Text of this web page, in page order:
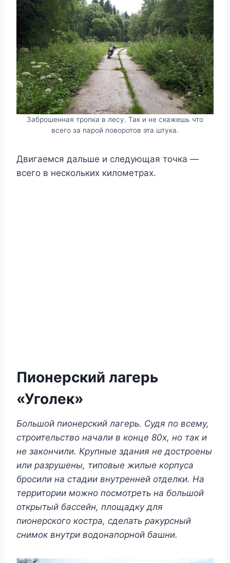
Заброшенная тропка в лесу. Так и не скажешь что
всего за парой поворотов эта штука.
Двигаемся дальше и следующая точка —
всего в нескольких километрах.
Пионерский лагерь
«Уголек»
Большой пионерский лагерь. Судя по всему,
строительство начали в конце 80х, но так и
не закончили. Крупные здания не достроены
или разрушены, типовые жилые корпуса
бросили на стадии внутренней отделки. На
территории можно посмотреть на большой
открытый бассейн, площадку для
пионерского костра, сделать ракурсный
снимок внутри водонапорной башни.